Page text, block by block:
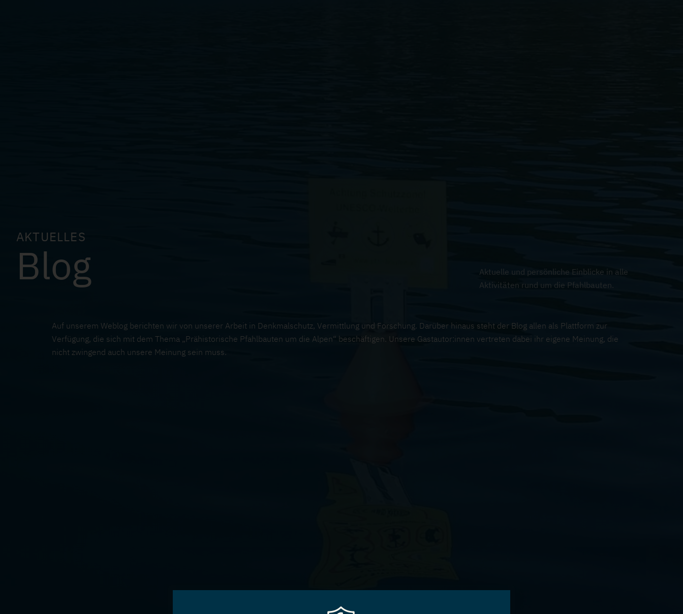
AKTUELLES
Blog
Aktuelle und persönliche Einblicke in alle
Aktivitäten rund um die Pfahlbauten.
Auf unserem Weblog berichten wir von unserer Arbeit in Denkmalschutz, Vermittlung und Forschung. Darüber hinaus steht der Blog allen als Plattform zur
Verfügung, die sich mit dem Thema „Prähistorische Pfahlbauten um die Alpen“ beschäftigen. Unsere Gastautor:innen vertreten dabei ihr eigene Meinung, die
nicht zwingend auch unsere Meinung sein muss.